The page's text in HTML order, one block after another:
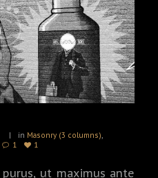
in Masonry (3 columns),
1 1
ut maximus ante